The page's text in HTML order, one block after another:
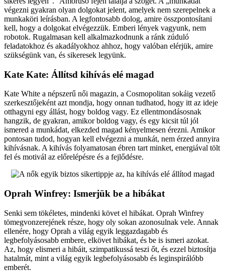
végezni gyakran olyan dolgokat jelent, amelyek nem szerepelnek a
munkaköri leírásban. A legfontosabb dolog, amire összpontosítani
kell, hogy a dolgokat elvégezzük. Emberi lények vagyunk, nem
robotok. Rugalmasan kell alkalmazkodnunk a ránk zúduló
feladatokhoz és akadályokhoz ahhoz, hogy valóban elérjük, amire
szükségünk van, és sikeresek legyünk.
Kate Kate: Állítsd kihívás elé magad
Kate White a népszerű női magazin, a Cosmopolitan sokáig vezető
szerkesztőjeként azt mondja, hogy onnan tudhatod, hogy itt az ideje
otthagyni egy állást, hogy boldog vagy. Ez ellentmondásosnak
hangzik, de gyakran, amikor boldog vagy, és egy kicsit túl jól
ismered a munkádat, elkezded magad kényelmesen érezni. Amikor
pontosan tudod, hogyan kell elvégezni a munkát, nem érzed annyira
kihívásnak. A kihívás folyamatosan ébren tart minket, energiával tölt
fel és motivál az előrelépésre és a fejlődésre.
Oprah Winfrey: Ismerjük be a hibákat
Senki sem tökéletes, mindenki követ el hibákat. Oprah Winfrey
tömegvonzerejének része, hogy oly sokan azonosulnak vele. Annak
ellenére, hogy Oprah a világ egyik leggazdagabb és
legbefolyásosabb embere, elkövet hibákat, és be is ismeri azokat.
Az, hogy elismeri a hibáit, szimpatikussá teszi őt, és ezzel biztosítja
hatalmát, mint a világ egyik legbefolyásosabb és leginspirálóbb
emberét.